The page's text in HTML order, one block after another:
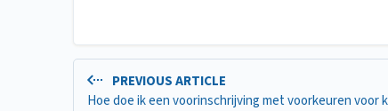
PREVIOUS ARTICLE